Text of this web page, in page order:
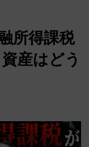
所得課税
産はどう